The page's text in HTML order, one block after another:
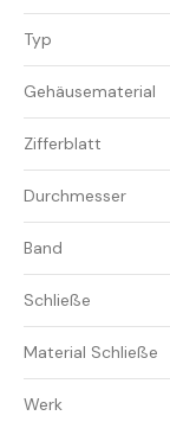
Typ
Gehäusematerial
Zifferblatt
Durchmesser
Band
Schließe
Material Schließe
Werk